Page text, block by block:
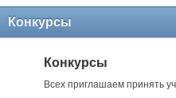
Конкурсы
Конкурсы
Всех приглашаем принять